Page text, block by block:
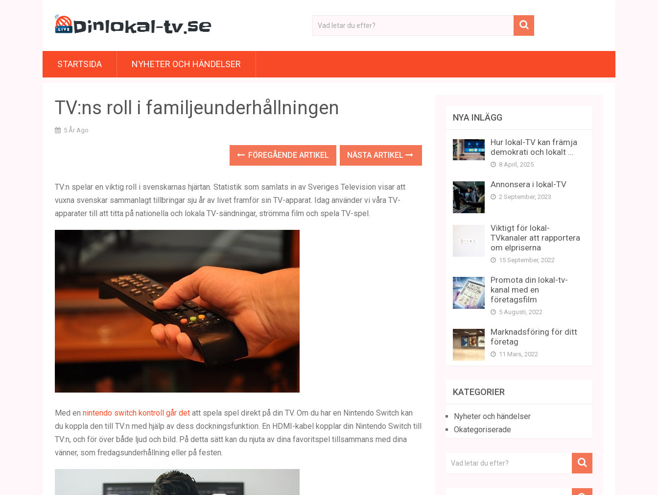
STARTSIDA NYHETER OCH HÄNDELSER
TV:ns roll i familjeunderhållningen
5 År Ago
FÖREGÅENDE ARTIKEL NÄSTA ARTIKEL
TV:n spelar en viktig roll i svenskarnas hjärtan. Statistik som samlats in av Sveriges Television visar att
vuxna svenskar sammanlagt tillbringar sju år av livet framför sin TV-apparat. Idag använder vi våra TV-
apparater till att titta på nationella och lokala TV-sändningar, strömma film och spela TV-spel.
Med en nintendo switch kontroll går det att spela spel direkt på din TV. Om du har en Nintendo Switch kan
du koppla den till TV:n med hjälp av dess dockningsfunktion. En HDMI-kabel kopplar din Nintendo Switch till
TV:n, och för över både ljud och bild. På detta sätt kan du njuta av dina favoritspel tillsammans med dina
vänner, som fredagsunderhållning eller på festen.
NYA INLÄGG
Hur lokal-TV kan främja
demokrati och lokalt …
8 April, 2025
Annonsera i lokal-TV
2 September, 2023
Viktigt för lokal-
TVkanaler att rapportera
om elpriserna
15 September, 2022
Promota din lokal-tv-
kanal med en
företagsfilm
5 Augusti, 2022
Marknadsföring för ditt
företag
11 Mars, 2022
KATEGORIER
Nyheter och händelser
Okategoriserade